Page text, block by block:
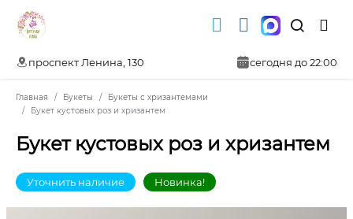
проспект Ленина, 130 сегодня до 22:00
Главная Букеты
Букеты с хризантемами
Букет кустовых роз и хризантем
Букет кустовых роз и хризантем
Уточнить наличие Новинка!